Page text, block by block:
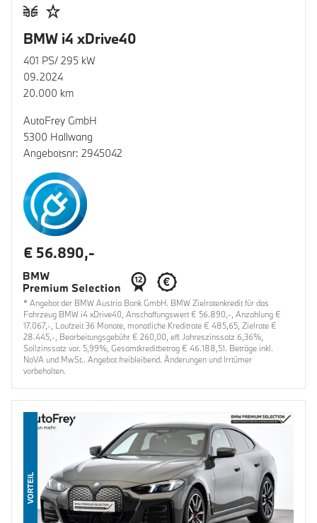
BMW i4 xDrive40
401 PS/ 295 kW
09.2024
20.000 km
AutoFrey GmbH
5300 Hallwang
Angebotsnr: 2945042
€ 56.890,-
* Angebot der BMW Austria Bank GmbH. BMW Zielratenkredit für das
Fahrzeug BMW i4 xDrive40, Anschaffungswert € 56.890,-, Anzahlung €
17.067,-, Laufzeit 36 Monate, monatliche Kreditrate € 485,65, Zielrate €
28.445,-, Bearbeitungsgebühr € 260,00, eff. Jahreszinssatz 6,36%,
Sollzinssatz var. 5,99%, Gesamtkreditbetrag € 46.188,51. Beträge inkl.
NoVA und MwSt.. Angebot freibleibend. Änderungen und Irrtümer
vorbehalten.
VORTEIL